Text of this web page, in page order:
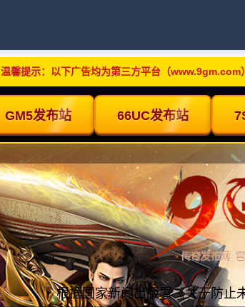
温馨提示：以下广告均为第三方平台（www.9gm.com